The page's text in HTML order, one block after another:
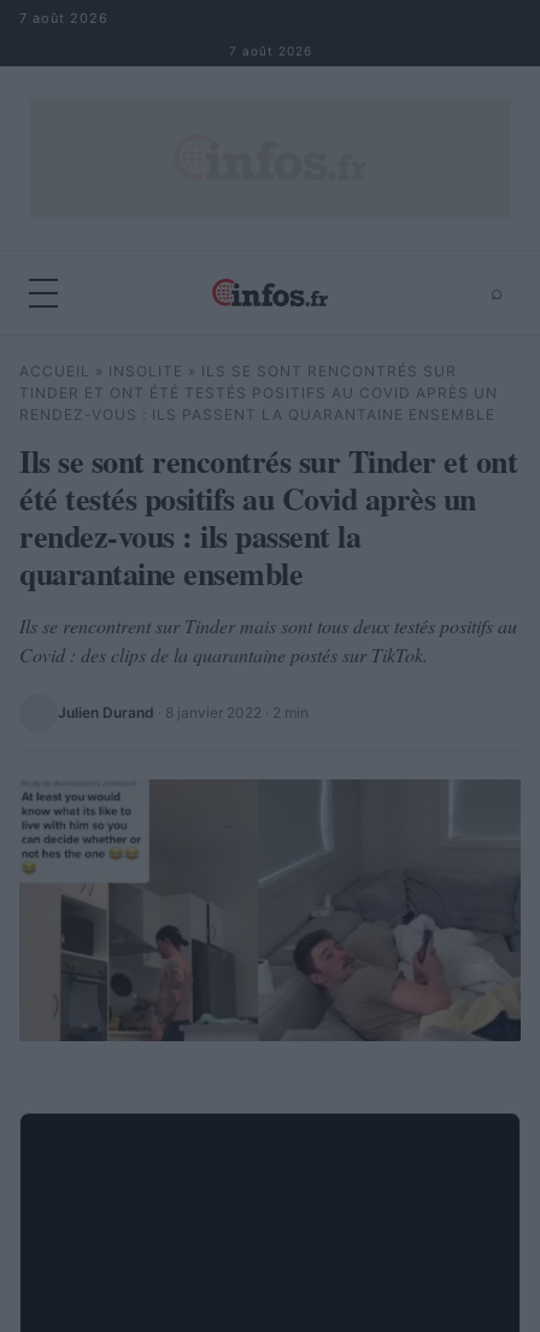
Aller au contenu
7 août 2026
7 août 2026
⌕
Rechercher ⌕
ACCUEIL » INSOLITE » ILS SE SONT RENCONTRÉS SUR
TINDER ET ONT ÉTÉ TESTÉS POSITIFS AU COVID APRÈS UN
RENDEZ-VOUS : ILS PASSENT LA QUARANTAINE ENSEMBLE
Ils se sont rencontrés sur Tinder et ont
été testés positifs au Covid après un
rendez-vous : ils passent la
quarantaine ensemble
Ils se rencontrent sur Tinder mais sont tous deux testés positifs au
Covid : des clips de la quarantaine postés sur TikTok.
Julien Durand · 8 janvier 2022 · 2 min